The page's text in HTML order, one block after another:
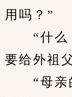
用吗？”
“什么？
要给外祖
“母亲的